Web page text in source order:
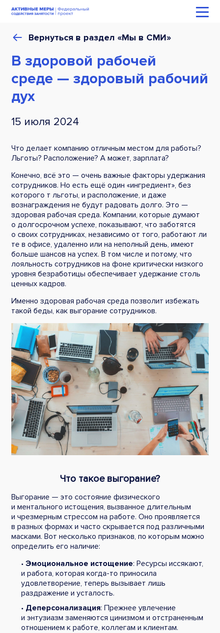
Вернуться в раздел «Мы в СМИ»
В здоровой рабочей
среде — здоровый рабочий
дух
15 июля 2024
Что делает компанию отличным местом для работы?
Льготы? Расположение? А может, зарплата?
Конечно, всё это — очень важные факторы удержания
сотрудников. Но есть ещё один «ингредиент», без
которого т льготы, и расположение, и даже
вознаграждения не будут радовать долго. Это —
здоровая рабочая среда. Компании, которые думают
о долгосрочном успехе, показывают, что заботятся
о своих сотрудниках, независимо от того, работают ли
те в офисе, удаленно или на неполный день, имеют
больше шансов на успех. В том числе и потому, что
лояльность сотрудников на фоне критически низкого
уровня безработицы обеспечивает удержание столь
ценных кадров.
Именно здоровая рабочая среда позволит избежать
такой беды, как выгорание сотрудников.
Что такое выгорание?
Выгорание — это состояние физического
и ментального истощения, вызванное длительным
и чрезмерным стрессом на работе. Оно проявляется
в разных формах и часто скрывается под различными
масками. Вот несколько признаков, по которым можно
определить его наличие:
• Эмоциональное истощение: Ресурсы иссякают,
и работа, которая когда-то приносила
удовлетворение, теперь вызывает лишь
раздражение и усталость.
• Деперсонализация: Прежнее увлечение
и энтузиазм заменяются цинизмом и отстраненным
отношением к работе, коллегам и клиентам.